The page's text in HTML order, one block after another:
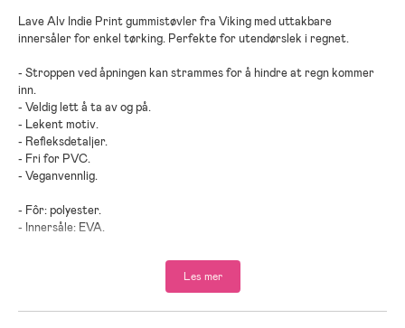
Lave Alv Indie Print gummistøvler fra Viking med uttakbare
innersåler for enkel tørking. Perfekte for utendørslek i regnet.
- Stroppen ved åpningen kan strammes for å hindre at regn kommer
inn.
- Veldig lett å ta av og på.
- Lekent motiv.
- Refleksdetaljer.
- Fri for PVC.
- Veganvennlig.
- Fôr: polyester.
- Innersåle: EVA.
Les mer